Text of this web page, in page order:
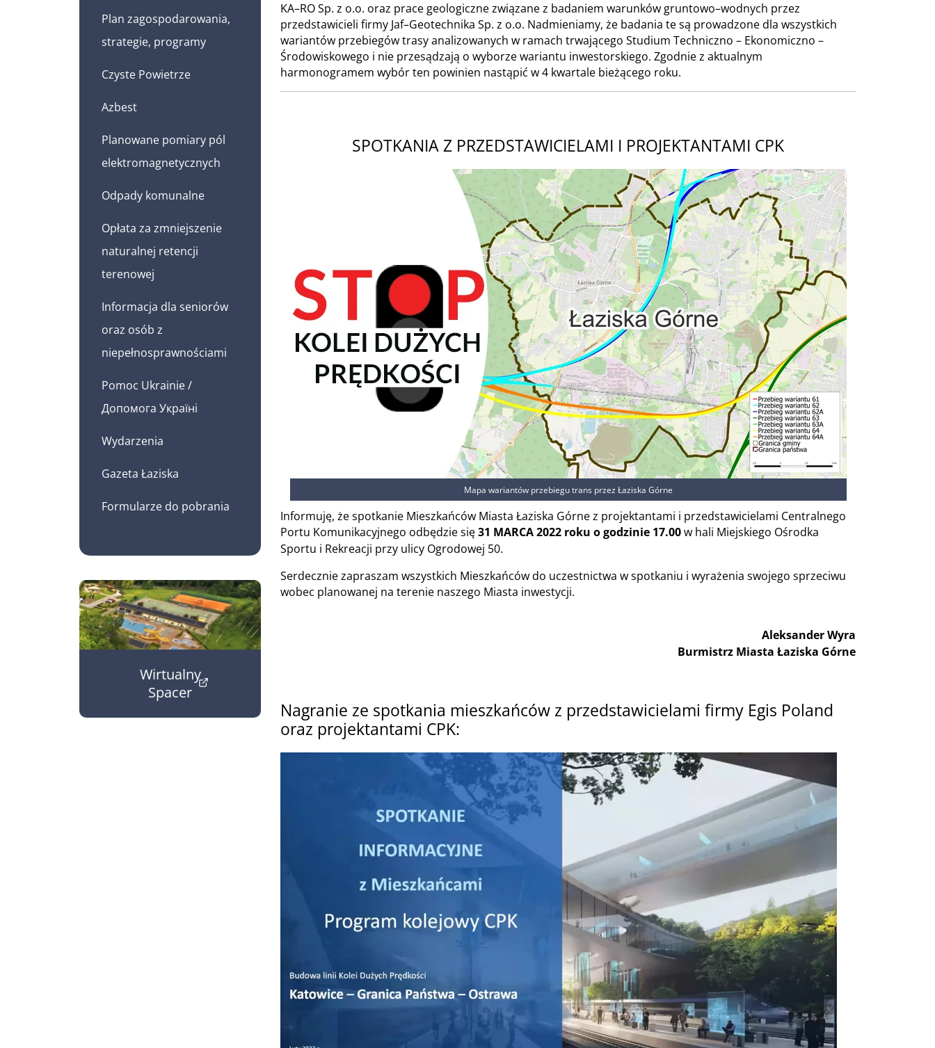
Plan zagospodarowania,
strategie, programy
Czyste Powietrze
Azbest
Planowane pomiary pól
elektromagnetycznych
Odpady komunalne
Opłata za zmniejszenie
naturalnej retencji
terenowej
Informacja dla seniorów
oraz osób z
niepełnosprawnościami
Pomoc Ukrainie /
Допомога Україні
Wydarzenia
Gazeta Łaziska
Formularze do pobrania
Wirtualny
Spacer
KA–RO Sp. z o.o. oraz prace geologiczne związane z badaniem warunków gruntowo–wodnych przez
przedstawicieli firmy Jaf–Geotechnika Sp. z o.o. Nadmieniamy, że badania te są prowadzone dla wszystkich
wariantów przebiegów trasy analizowanych w ramach trwającego Studium Techniczno – Ekonomiczno –
Środowiskowego i nie przesądzają o wyborze wariantu inwestorskiego. Zgodnie z aktualnym
harmonogramem wybór ten powinien nastąpić w 4 kwartale bieżącego roku.
SPOTKANIA Z PRZEDSTAWICIELAMI I PROJEKTANTAMI CPK
Mapa wariantów przebiegu trans przez Łaziska Górne
Informuję, że spotkanie Mieszkańców Miasta Łaziska Górne z projektantami i przedstawicielami Centralnego
Portu Komunikacyjnego odbędzie się31 MARCA 2022 roku o godzinie 17.00w hali Miejskiego Ośrodka
Sportu i Rekreacji przy ulicy Ogrodowej 50.
Serdecznie zapraszam wszystkich Mieszkańców do uczestnictwa w spotkaniu i wyrażenia swojego sprzeciwu
wobec planowanej na terenie naszego Miasta inwestycji.
Aleksander Wyra
Burmistrz Miasta Łaziska Górne
Nagranie ze spotkania mieszkańców z przedstawicielami firmy Egis Poland
oraz projektantami CPK: